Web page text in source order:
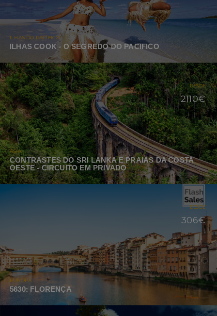
ILHAS DO PACÍFICO
ILHAS COOK - O SEGREDO DO PACIFICO
DESDE
2110€
ASIA
CONTRASTES DO SRI LANKA E PRAIAS DA COSTA
OESTE - CIRCUITO EM PRIVADO
DESDE
306€
EUROPA
5630: FLORENÇA